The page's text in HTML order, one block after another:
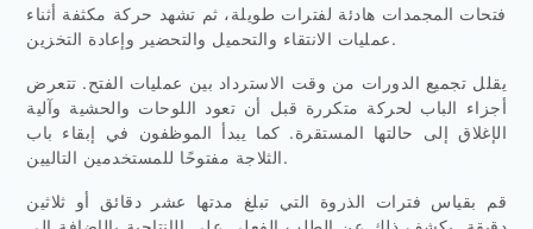
فتحات المجمدات هادئة لفترات طويلة، ثم تشهد حركة مكثفة أثناء
عمليات الانتقاء والتحميل والتحضير وإعادة التخزين.
يقلل تجميع الدورات من وقت الاسترداد بين عمليات الفتح. تتعرض
أجزاء الباب لحركة متكررة قبل أن تعود اللوحات والحشية وآلية
الإغلاق إلى حالتها المستقرة. كما يبدأ الموظفون في إبقاء باب
الثلاجة مفتوحًا للمستخدمين التاليين.
قم بقياس فترات الذروة التي تبلغ مدتها عشر دقائق أو ثلاثين